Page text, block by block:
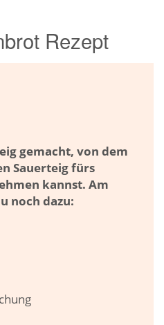
Rezept
gemacht, von dem
Sauerteig fürs
kannst. Am
noch dazu: